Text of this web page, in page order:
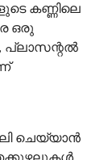
കണ്ണിലെ
ഒരു
പ്ലാസന്റൽ
ചെയ്യാൻ